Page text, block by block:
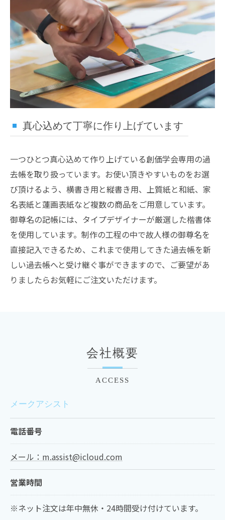
真心込めて丁寧に作り上げています
一つひとつ真心込めて作り上げている創価学会専用の過
去帳を取り扱っています。お使い頂きやすいものをお選
び頂けるよう、横書き用と縦書き用、上質紙と和紙、家
名表紙と蓮画表紙など複数の商品をご用意しています。
御尊名の記帳には、タイプデザイナーが厳選した楷書体
を使用しています。制作の工程の中で故人様の御尊名を
直接記入できるため、これまで使用してきた過去帳を新
しい過去帳へと受け継ぐ事ができますので、ご要望があ
りましたらお気軽にご注文いただけます。
会社概要
ACCESS
メークアシスト
電話番号
メール：m.assist@icloud.com
営業時間
※ネット注文は年中無休・24時間受け付けています。